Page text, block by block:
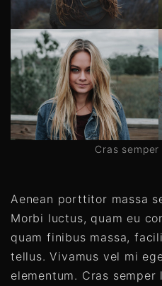
Cras
Aenean porttitor massa
Morbi luctus, quam eu
quam finibus massa,
tellus. Vivamus vel mi
elementum. Cras